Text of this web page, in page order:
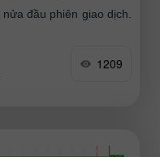
đầu phiên giao dịch.
1209